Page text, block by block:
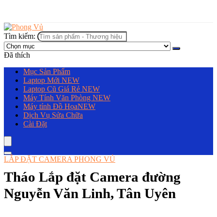
Tìm kiếm:
Đã thích
Mục Sản Phẩm
Laptop Mới NEW
Laptop Cũ Giá Rẻ NEW
Máy Tính Văn Phòng NEW
Máy tính Đồ HọaNEW
Dịch Vụ Sửa Chữa
Cài Đặt
LẮP ĐẶT CAMERA PHONG VỦ
Tháo Lắp đặt Camera đường
Nguyễn Văn Linh, Tân Uyên